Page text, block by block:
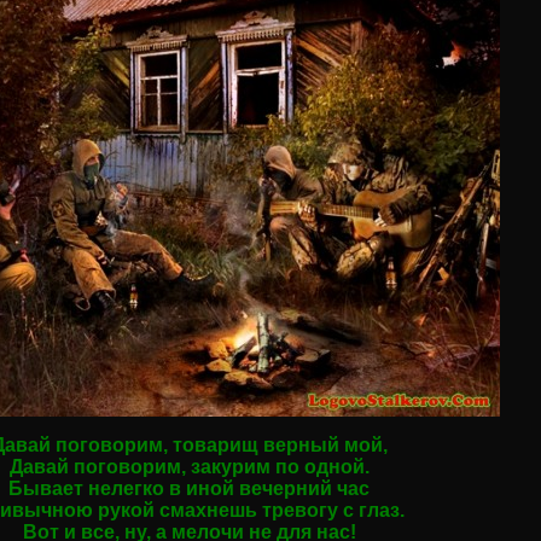
поговорим, товарищ верный мой,
Давай поговорим, закурим по одной.
Бывает нелегко в иной вечерний час
рукой смахнешь тревогу с глаз.
Вот и все, ну, а мелочи не для нас!